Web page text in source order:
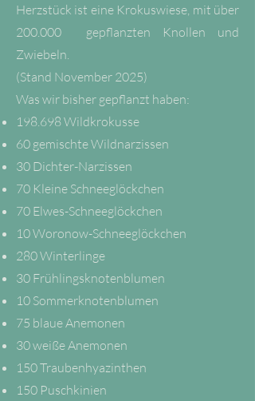
Herzstück ist eine Krokuswiese, mit über
200.000 gepflanzten Knollen und
Zwiebeln.
(Stand November 2025)
Was wir bisher gepflanzt haben:
198.698 Wildkrokusse
60 gemischte Wildnarzissen
30 Dichter-Narzissen
70 Kleine Schneeglöckchen
70 Elwes-Schneeglöckchen
10 Woronow-Schneeglöckchen
280 Winterlinge
30 Frühlingsknotenblumen
10 Sommerknotenblumen
75 blaue Anemonen
30 weiße Anemonen
150 Traubenhyazinthen
150 Puschkinien